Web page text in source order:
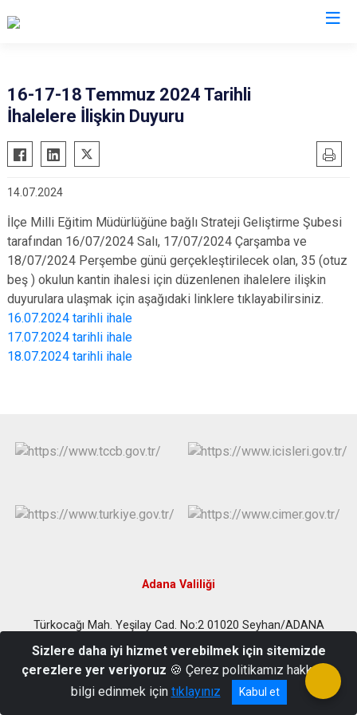
Aladağ
Ceyhan
İmamoğlu
Karaisalı
Karataş
Kozan
Pozantı
Yüreğir
Sarıçam
Çukurova
16-17-18 Temmuz 2024 Tarihli
İhalelere İlişkin Duyuru
14.07.2024
İlçe Milli Eğitim Müdürlüğüne bağlı Strateji Geliştirme Şubesi
tarafından 16/07/2024 Salı, 17/07/2024 Çarşamba ve
18/07/2024 Perşembe günü gerçekleştirilecek olan, 35 (otuz
beş ) okulun kantin ihalesi için düzenlenen ihalelere ilişkin
duyurulara ulaşmak için aşağıdaki linklere tıklayabilirsiniz.
16.07.2024 tarihli ihale
17.07.2024 tarihli ihale
18.07.2024 tarihli ihale
Adana Valiliği
Türkocağı Mah. Yeşilay Cad. No:2 01020 Seyhan/ADANA
0 322 359 16 83
Sizlere daha iyi hizmet verebilmek için sitemizde
çerezlere yer veriyoruz 🍪 Çerez politikamız hakkında
bilgi edinmek için tıklayınız Kabul et